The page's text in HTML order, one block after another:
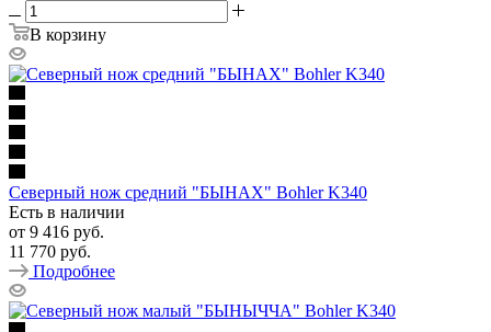
В корзину
Северный нож средний "БЫHAХ" Bohler K340
Есть в наличии
от 9 416 руб.
11 770 руб.
Подробнее